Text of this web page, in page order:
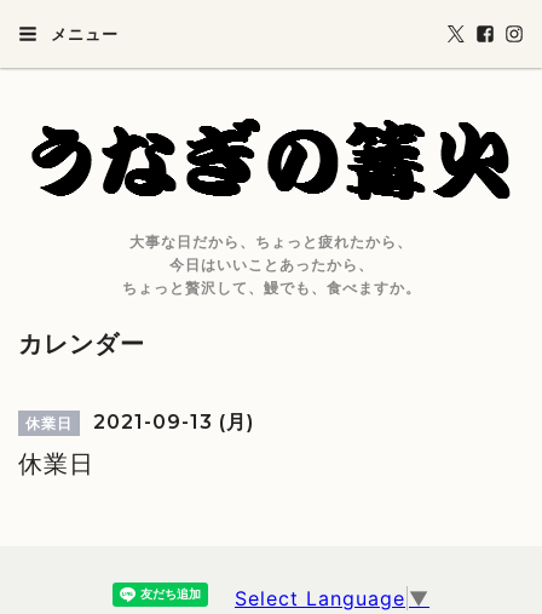
メニュー
大事な日だから、ちょっと疲れたから、
今日はいいことあったから、
ちょっと贅沢して、鰻でも、食べますか。
カレンダー
休業日 2021-09-13 (月)
休業日
Select Language ▼